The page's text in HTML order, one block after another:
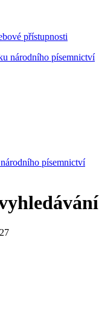
přístupnosti
písemnictví